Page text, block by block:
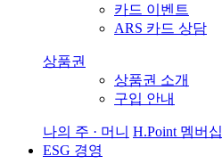
카드 이벤트
ARS 카드 상담
상품권
상품권 소개
구입 안내
나의 주 · 머니 H.Point 멤버십
ESG 경영